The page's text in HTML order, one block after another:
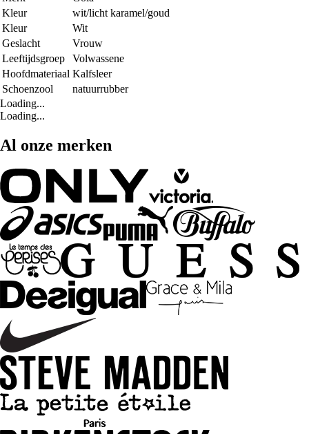
Kleur
wit/licht karamel/goud
Kleur
Wit
Geslacht
Vrouw
Leeftijdsgroep
Volwassene
Hoofdmateriaal Kalfsleer
Schoenzool
natuurrubber
Loading...
Loading...
Al onze merken